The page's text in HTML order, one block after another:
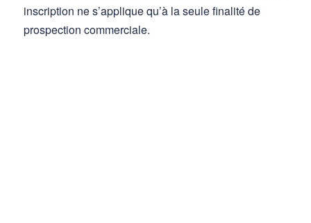
inscription ne s’applique qu’à la seule finalité de
prospection commerciale.